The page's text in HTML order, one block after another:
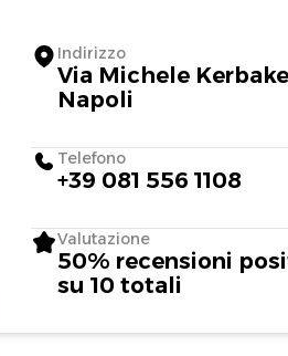
Indirizzo
Via Michele
Napoli
Telefono
+39 081 556 1108
Valutazione
50% recensioni
su 10 totali